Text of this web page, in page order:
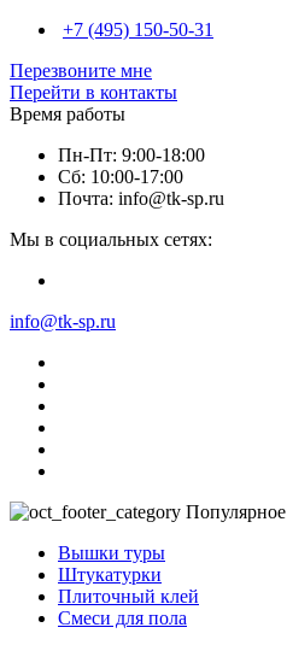
+7 (495) 150-50-31
Перезвоните мне
Перейти в контакты
Время работы
Пн-Пт: 9:00-18:00
Сб: 10:00-17:00
Почта: info@tk-sp.ru
Мы в социальных сетях:
info@tk-sp.ru
Популярное
Вышки туры
Штукатурки
Плиточный клей
Смеси для пола